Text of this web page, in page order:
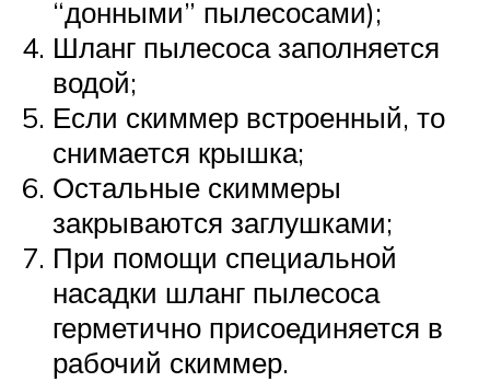
“донными” пылесосами);
Шланг пылесоса заполняется
водой;
Если скиммер встроенный, то
снимается крышка;
Остальные скиммеры
закрываются заглушками;
При помощи специальной
насадки шланг пылесоса
герметично присоединяется в
рабочий скиммер.